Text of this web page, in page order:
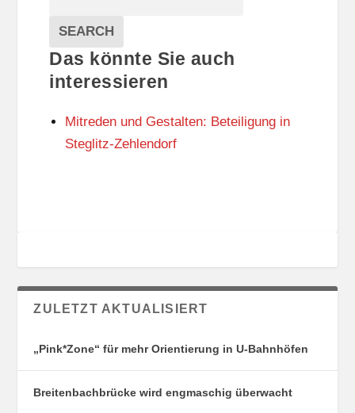
A
L
T
U
N
S
O
E
G
O
R
N
Veranstaltungen
SEARCH
Das könnte Sie auch
interessieren
Mitreden und Gestalten: Beteiligung in
Steglitz-Zehlendorf
ZULETZT AKTUALISIERT
„Pink*Zone“ für mehr Orientierung in U-Bahnhöfen
Breitenbachbrücke wird engmaschig überwacht